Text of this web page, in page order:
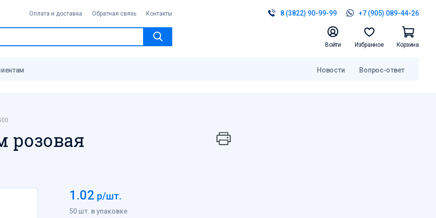
Оплата и доставка Обратная связь Контакты 8 (3822) 90-99-99 +7 (905) 089-44-26
Войти Избранное Корзина
Новости Вопрос-ответ
розовая
1.02 р/шт.
50 шт. в упаковке